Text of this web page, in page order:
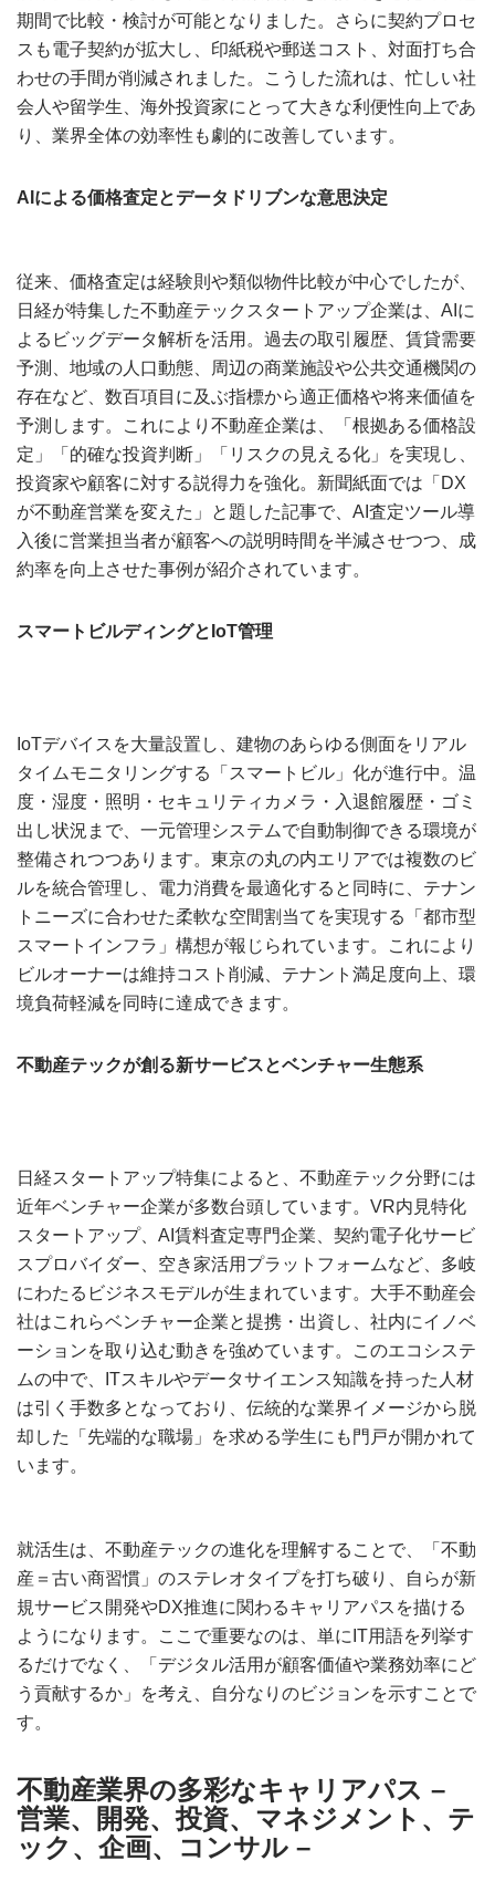
期間で比較・検討が可能となりました。さらに契約プロセ
スも電子契約が拡大し、印紙税や郵送コスト、対面打ち合
わせの手間が削減されました。こうした流れは、忙しい社
会人や留学生、海外投資家にとって大きな利便性向上であ
り、業界全体の効率性も劇的に改善しています。
AIによる価格査定とデータドリブンな意思決定
従来、価格査定は経験則や類似物件比較が中心でしたが、
日経が特集した不動産テックスタートアップ企業は、AIに
よるビッグデータ解析を活用。過去の取引履歴、賃貸需要
予測、地域の人口動態、周辺の商業施設や公共交通機関の
存在など、数百項目に及ぶ指標から適正価格や将来価値を
予測します。これにより不動産企業は、「根拠ある価格設
定」「的確な投資判断」「リスクの見える化」を実現し、
投資家や顧客に対する説得力を強化。新聞紙面では「DX
が不動産営業を変えた」と題した記事で、AI査定ツール導
入後に営業担当者が顧客への説明時間を半減させつつ、成
約率を向上させた事例が紹介されています。
スマートビルディングとIoT管理
IoTデバイスを大量設置し、建物のあらゆる側面をリアル
タイムモニタリングする「スマートビル」化が進行中。温
度・湿度・照明・セキュリティカメラ・入退館履歴・ゴミ
出し状況まで、一元管理システムで自動制御できる環境が
整備されつつあります。東京の丸の内エリアでは複数のビ
ルを統合管理し、電力消費を最適化すると同時に、テナン
トニーズに合わせた柔軟な空間割当てを実現する「都市型
スマートインフラ」構想が報じられています。これにより
ビルオーナーは維持コスト削減、テナント満足度向上、環
境負荷軽減を同時に達成できます。
不動産テックが創る新サービスとベンチャー生態系
日経スタートアップ特集によると、不動産テック分野には
近年ベンチャー企業が多数台頭しています。VR内見特化
スタートアップ、AI賃料査定専門企業、契約電子化サービ
スプロバイダー、空き家活用プラットフォームなど、多岐
にわたるビジネスモデルが生まれています。大手不動産会
社はこれらベンチャー企業と提携・出資し、社内にイノベ
ーションを取り込む動きを強めています。このエコシステ
ムの中で、ITスキルやデータサイエンス知識を持った人材
は引く手数多となっており、伝統的な業界イメージから脱
却した「先端的な職場」を求める学生にも門戸が開かれて
います。
就活生は、不動産テックの進化を理解することで、「不動
産＝古い商習慣」のステレオタイプを打ち破り、自らが新
規サービス開発やDX推進に関わるキャリアパスを描ける
ようになります。ここで重要なのは、単にIT用語を列挙す
るだけでなく、「デジタル活用が顧客価値や業務効率にど
う貢献するか」を考え、自分なりのビジョンを示すことで
す。
不動産業界の多彩なキャリアパス –
営業、開発、投資、マネジメント、テ
ック、企画、コンサル –